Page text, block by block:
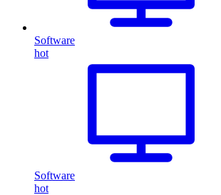
Software
hot
Software
hot